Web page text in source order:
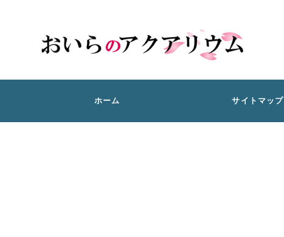
ホーム サイトマップ